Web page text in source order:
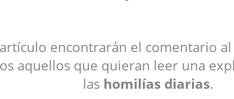
encontrarán el comentario al
aquellos que quieran leer una
las homilías diarias.